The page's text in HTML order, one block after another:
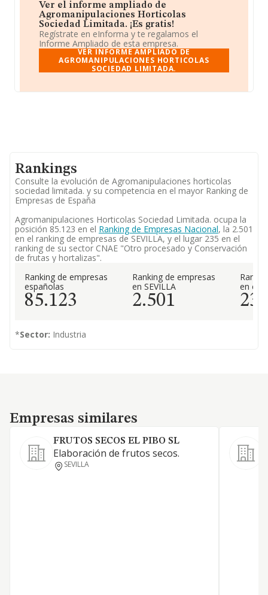
Ver el informe ampliado de
Agromanipulaciones Horticolas
Sociedad Limitada. ¡Es gratis!
Regístrate en eInforma y te regalamos el
Informe Ampliado de esta empresa.
VER INFORME AMPLIADO DE
AGROMANIPULACIONES HORTICOLAS
SOCIEDAD LIMITADA.
Rankings
Consulte la evolución de Agromanipulaciones horticolas
sociedad limitada. y su competencia en el mayor Ranking de
Empresas de España
Agromanipulaciones Horticolas Sociedad Limitada. ocupa la
posición 85.123 en el Ranking de Empresas Nacional, la 2.501
en el ranking de empresas de SEVILLA, y el lugar 235 en el
ranking de su sector CNAE "Otro procesado y Conservación
de frutas y hortalizas".
Ranking de empresas
españolas
85.123
Ranking de empresas
en SEVILLA
2.501
en el
235
*Sector: Industria
Empresas similares
Empresas similares
FRUTOS SECOS EL PIBO SL
Elaboración de frutos secos.
SEVILLA